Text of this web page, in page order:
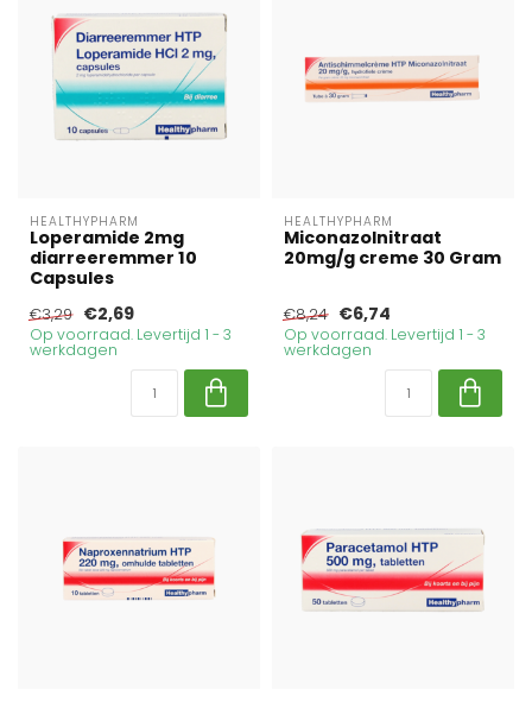
HEALTHYPHARM
Loperamide 2mg
diarreeremmer 10
Capsules
€3,29 €2,69
Op voorraad. Levertijd 1 - 3
werkdagen
HEALTHYPHARM
Miconazolnitraat
20mg/g creme 30 Gram
€8,24 €6,74
Op voorraad. Levertijd 1 - 3
werkdagen